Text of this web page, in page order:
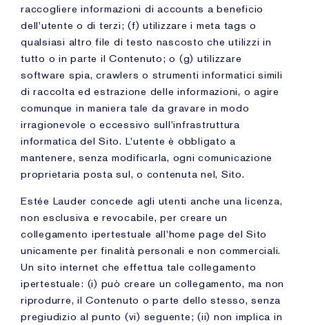
raccogliere informazioni di accounts a beneficio
dell'utente o di terzi; (f) utilizzare i meta tags o
qualsiasi altro file di testo nascosto che utilizzi in
tutto o in parte il Contenuto; o (g) utilizzare
software spia, crawlers o strumenti informatici simili
di raccolta ed estrazione delle informazioni, o agire
comunque in maniera tale da gravare in modo
irragionevole o eccessivo sull'infrastruttura
informatica del Sito. L'utente è obbligato a
mantenere, senza modificarla, ogni comunicazione
proprietaria posta sul, o contenuta nel, Sito.
Estée Lauder concede agli utenti anche una licenza,
non esclusiva e revocabile, per creare un
collegamento ipertestuale all'home page del Sito
unicamente per finalità personali e non commerciali.
Un sito internet che effettua tale collegamento
ipertestuale: (i) può creare un collegamento, ma non
riprodurre, il Contenuto o parte dello stesso, senza
pregiudizio al punto (vi) seguente; (ii) non implica in